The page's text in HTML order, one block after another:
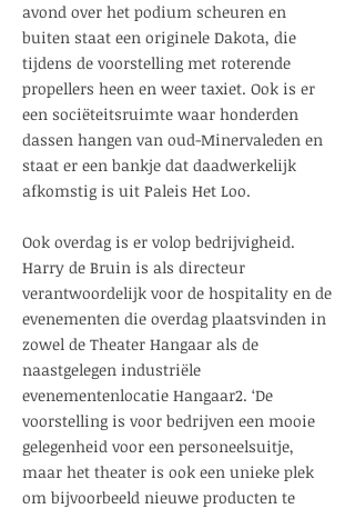
avond over het podium scheuren en
buiten staat een originele Dakota, die
tijdens de voorstelling met roterende
propellers heen en weer taxiet. Ook is er
een sociëteitsruimte waar honderden
dassen hangen van oud-Minervaleden en
staat er een bankje dat daadwerkelijk
afkomstig is uit Paleis Het Loo.
Ook overdag is er volop bedrijvigheid.
Harry de Bruin is als directeur
verantwoordelijk voor de hospitality en de
evenementen die overdag plaatsvinden in
zowel de Theater Hangaar als de
naastgelegen industriële
evenementenlocatie Hangaar2. ‘De
voorstelling is voor bedrijven een mooie
gelegenheid voor een personeelsuitje,
maar het theater is ook een unieke plek
om bijvoorbeeld nieuwe producten te